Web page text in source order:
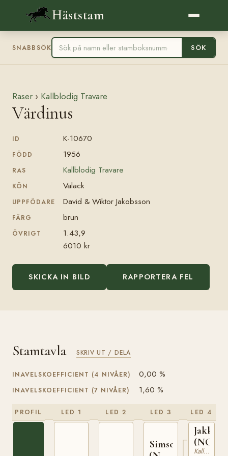
Häststam
SNABBSÖK SÖK
Raser › Kallblodig Travare
Värdinus
ID K-10670
FÖDD 1956
RAS Kallblodig Travare
KÖN Valack
UPPFÖDARE David & Wiktor Jakobsson
FÄRG brun
ÖVRIGT
1.43,9
6010 kr
SKICKA IN BILD RAPPORTERA FEL
Stamtavla SKRIV UT / DELA
INAVELSKOEFFICIENT (4 NIVÅER) 0,00 %
INAVELSKOEFFICIENT (7 NIVÅER) 1,60 %
PROFIL LED 1 LED 2 LED 3
Simson
LED 4
Jakken
(NO)
Kallblodig Travare